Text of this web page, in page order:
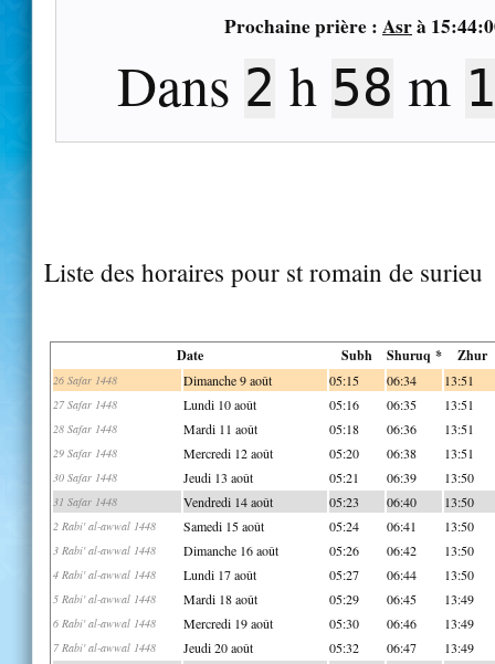
Prochaine prière : Asrà
Dans 2 h 58 m
Liste des horaires pour st romain de surieu
Date Subh Shuruq * Zhur
26 Safar 1448 Dimanche 9 août 05:15 06:34 13:51
27 Safar 1448 Lundi 10 août 05:16 06:35 13:51
28 Safar 1448 Mardi 11 août 05:18 06:36 13:51
29 Safar 1448 Mercredi 12 août 05:20 06:38 13:51
30 Safar 1448 Jeudi 13 août 05:21 06:39 13:50
31 Safar 1448 Vendredi 14 août 05:23 06:40 13:50
2 Rabi' al-awwal 1448 Samedi 15 août 05:24 06:41 13:50
3 Rabi' al-awwal 1448 Dimanche 16 août 05:26 06:42 13:50
4 Rabi' al-awwal 1448 Lundi 17 août 05:27 06:44 13:50
5 Rabi' al-awwal 1448 Mardi 18 août 05:29 06:45 13:49
6 Rabi' al-awwal 1448 Mercredi 19 août 05:30 06:46 13:49
7 Rabi' al-awwal 1448 Jeudi 20 août 05:32 06:47 13:49